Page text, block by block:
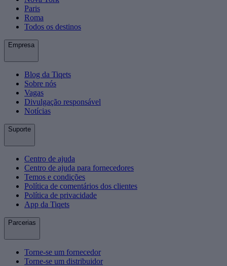
Paris
Roma
Todos os destinos
Empresa
Blog da Tiqets
Sobre nós
Vagas
Divulgação responsável
Notícias
Suporte
Centro de ajuda
Centro de ajuda para fornecedores
Temos e condições
Política de comentários dos clientes
Política de privacidade
App da Tiqets
Parcerias
Torne-se um fornecedor
Torne-se um distribuidor